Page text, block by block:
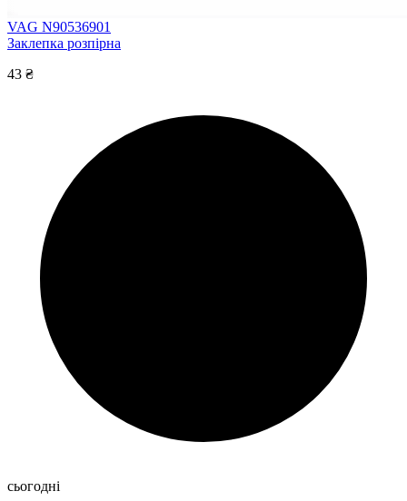
VAG N90536901
Заклепка розпірна
43 ₴
сьогодні